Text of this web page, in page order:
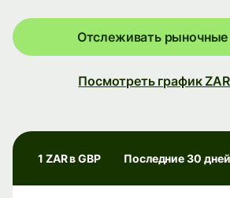
Отслеживать
Посмотреть график
1 ZAR в GBP Последние 30 дней